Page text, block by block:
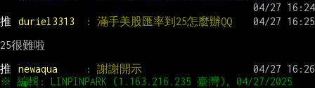
推 duriel3313
: 滿手美股匯率到25怎麼辦QQ
25很難啦
推
newaqua
: 謝謝開示
※ 編輯: LINPINPARK (1.163.216.235 臺灣), 04/27/2025